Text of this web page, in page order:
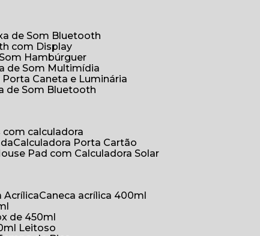
de Som Bluetooth
com Display
Som Hambúrguer
de Som Multimídia
Porta Caneta e Luminária
de Som Bluetooth
com calculadora
Calculadora Porta Cartão
Mouse Pad com Calculadora Solar
Acrílica
Caneca acrílica 400ml
de 450ml
Leitoso